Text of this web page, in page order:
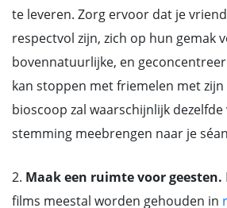
te leveren. Zorg ervoor dat je
respectvol zijn, zich op hun gemak
bovennatuurlijke, en
kan stoppen met friemelen met
bioscoop zal waarschijnlijk
stemming meebrengen naar je
2. Maak een ruimte voor geesten.
films meestal worden gehouden in